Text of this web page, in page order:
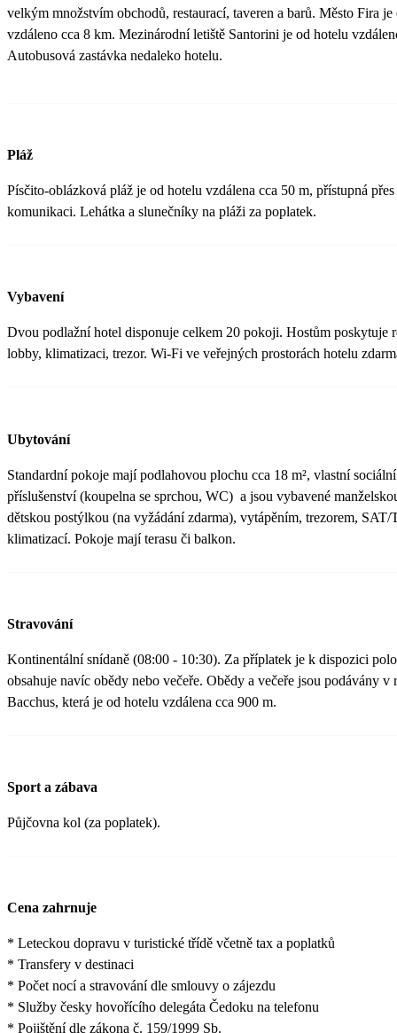
velkým množstvím obchodů, restaurací, taveren a barů. Město Fira je
vzdáleno cca 8 km. Mezinárodní letiště Santorini je od hotelu
Autobusová zastávka nedaleko hotelu.
Pláž
Písčito-oblázková pláž je od hotelu vzdálena cca 50 m, přístupná
komunikaci. Lehátka a slunečníky na pláži za poplatek.
Vybavení
Dvou podlažní hotel disponuje celkem 20 pokoji. Hostům poskytuje
lobby, klimatizaci, trezor. Wi-Fi ve veřejných prostorách hotelu
Ubytování
Standardní pokoje mají podlahovou plochu cca 18 m², vlastní sociální
příslušenství (koupelna se sprchou, WC) a jsou vybavené
dětskou postýlkou (na vyžádání zdarma), vytápěním, trezorem, SAT/
klimatizací. Pokoje mají terasu či balkon.
Stravování
Kontinentální snídaně (08:00 - 10:30). Za příplatek je k dispozici
obsahuje navíc obědy nebo večeře. Obědy a večeře jsou podávány v
Bacchus, která je od hotelu vzdálena cca 900 m.
Sport a zábava
Půjčovna kol (za poplatek).
Cena zahrnuje
* Leteckou dopravu v turistické třídě včetně tax a poplatků
* Transfery v destinaci
* Počet nocí a stravování dle smlouvy o zájezdu
* Služby česky hovořícího delegáta Čedoku na telefonu
* Pojištění dle zákona č. 159/1999 Sb.